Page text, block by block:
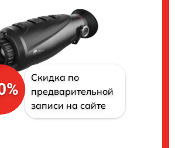
Скидка по
предварительной
записи на сайте